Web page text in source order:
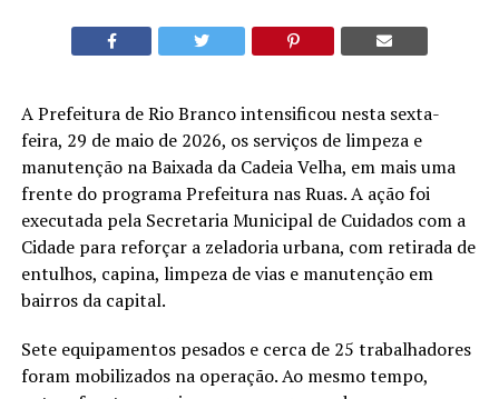
A Prefeitura de Rio Branco intensificou nesta sexta-
feira, 29 de maio de 2026, os serviços de limpeza e
manutenção na Baixada da Cadeia Velha, em mais uma
frente do programa Prefeitura nas Ruas. A ação foi
executada pela Secretaria Municipal de Cuidados com a
Cidade para reforçar a zeladoria urbana, com retirada de
entulhos, capina, limpeza de vias e manutenção em
bairros da capital.
Sete equipamentos pesados e cerca de 25 trabalhadores
foram mobilizados na operação. Ao mesmo tempo,